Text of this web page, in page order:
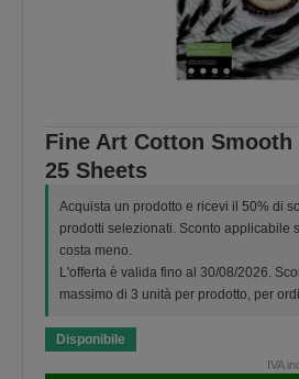
Fine Art Cotton
25 Sheets
Acquista un prodotto e ricevi il 50% di
prodotti selezionati. Sconto applicabile
costa meno.
L'offerta è valida fino al 30/08/2026.
massimo di 3 unità per prodotto, per
Disponibile
IVA